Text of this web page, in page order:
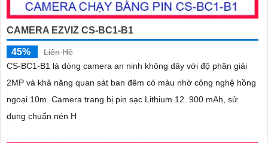
CAMERA EZVIZ CS-BC1-B1
45%
Liên Hệ
CS-BC1-B1 là dòng camera an ninh không dây với độ phân giải
2MP và khả năng quan sát ban đêm có màu nhờ công nghệ hồng
ngoại 10m. Camera trang bị pin sạc Lithium 12. 900 mAh, sử
dụng chuẩn nén H